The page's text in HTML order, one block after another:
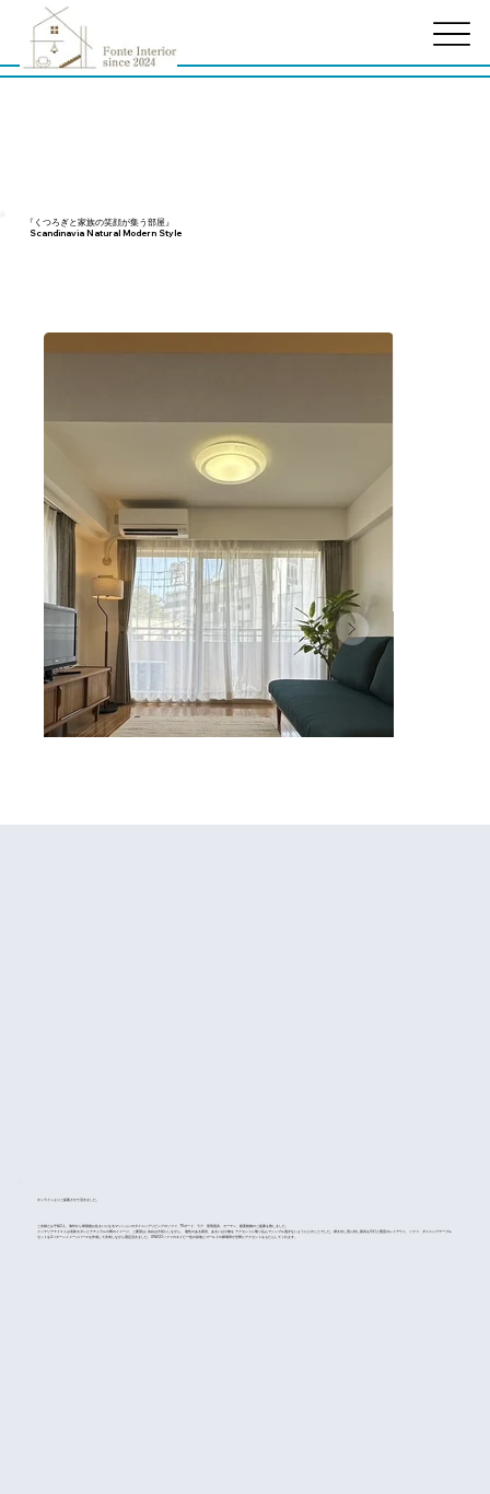
『くつろぎと家族の笑顔が集う部屋』
Scandinavia Natural Modern Style
オンラインよりご提案させて頂きました。
ご夫婦とお子様2人、海外から帰国後お住まいになるマンションのダイニングリビングのソファ、TVボード、ラグ、照明器具、カーテン、観葉植物のご提案を致しました。
インテリアテイストは北欧モダンとナチュラルの間のイメージ、ご要望は､余白は大切にしながら、 個性のある家具、あるいは小物を アクセントに取り込んでシンプル過ぎないようにとのことでした。掃き出し窓に対し家具を平行と垂直のレイアウト、ソファ、ダイニングテーブル
セットを2パターンイメージパースを作成して共有しながら選定頂きました。UNICOソファのネイビー色の張地とゴールドの裸電球が空間にアクセントを​もたらしてくれます。